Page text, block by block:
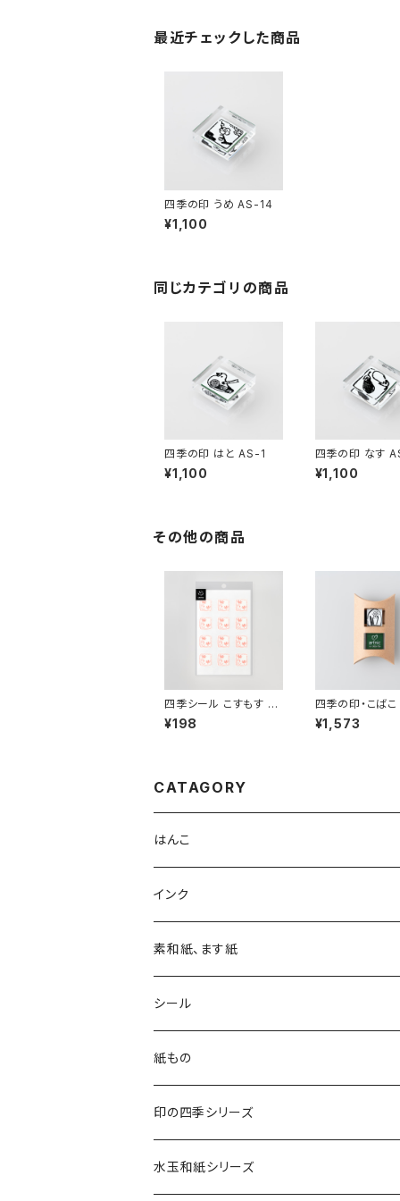
最近チェックした商品
四季の印 うめ AS-14
¥1,100
同じカテゴリの商品
四季の印 はと AS-1
¥1,100
四季の印 なす
¥1,100
その他の商品
四季シール こすもす EL
-159
¥198
四季の印・こば
ん KB-5
¥1,573
CATAGORY
はんこ
四季の印
四季の印・こばこ
木印
文字印
インク
アートニックS
デリカータ
バーサカラー
素和紙、ます紙
シール
四季シール
紙もの
カード・はがき
カード
レターセット・便箋
印の四季シリーズ
四季の印
水玉和紙シリーズ